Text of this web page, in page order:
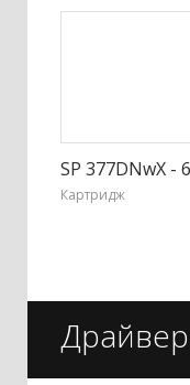
SP 377DNwX -
Картридж